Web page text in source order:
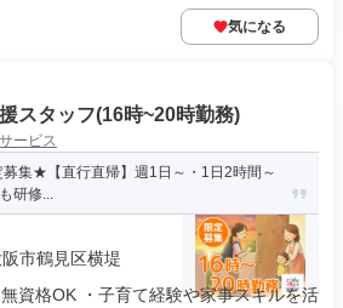
気になる
スタッフ(16時~20時勤務)
ービス
集★【直行直帰】週1日～・1日2時間～
研修...
市鶴見区横堤
資格OK ・子育て経験や家事スキルを活